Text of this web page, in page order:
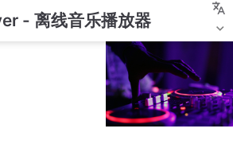
- 离线音乐播放器